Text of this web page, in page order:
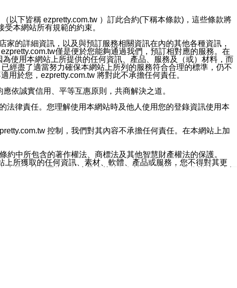
照該資料或電子郵件所指示之方法、說明或功能連結，隨時
者，將可收到通知型訊息。
以下皆稱 ezpretty.com.tw ）訂此合約(下稱本條款)，這些條款將
本網站所有規範的約束。
的詳細資訊，以及與預訂服務相關資訊在內的其他各種資訊，
僅是便於您能夠通過我們，預訂相對應的服務。在
使用本網站上所提供的任何資訊、產品、服務及（或）材料，而
經盡了適當努力確保本網站上所列的服務符合合理的標準，仍不
於您，ezpretty.com.tw 將對此不承擔任何責任。
依誠實信用、平等互惠原則，共商解決之道。
法律責任。您理解使用本網站時及他人使用您的登錄資訊使用本
控制，我們對其內容不承擔任何責任。在本網站上加
中所包含的著作權法、商標法及其他智慧財產權法的保護。
所獲取的任何資訊、素材、軟體、產品或服務，您不得對其更